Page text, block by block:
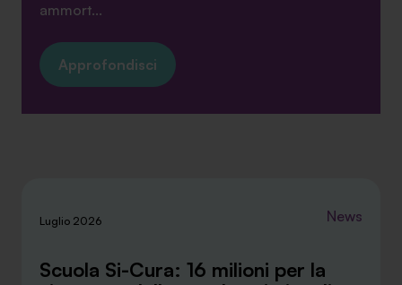
ammort...
Approfondisci
Luglio 2026 News
Scuola Si-Cura: 16 milioni per la